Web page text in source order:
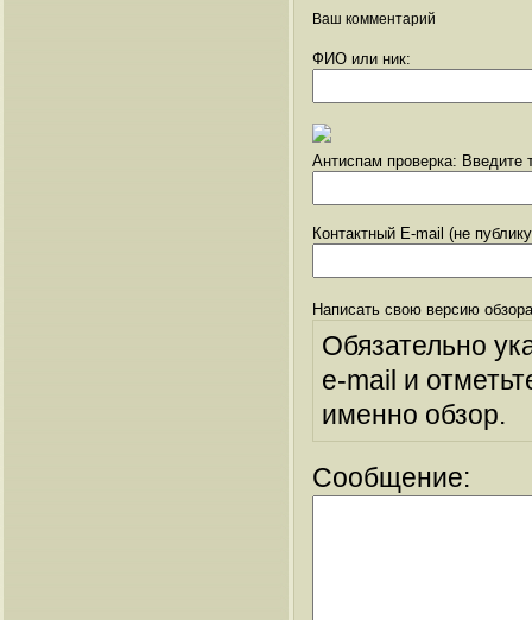
Ваш комментарий
ФИО или ник:
Антиспам проверка: Введите
Контактный E-mail (не
Написать свою версию
Обязательно
e-mail и
именно обзор.
Сообщение: